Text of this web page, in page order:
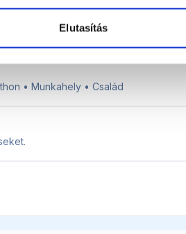
Elutasítás
• Munkahely • Család